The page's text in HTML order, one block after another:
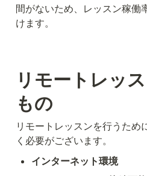
間がないため、レッスン稼働
けます。
リモートレッ
もの
リモートレッスンを行うため
く必要がございます。
インターネット環境